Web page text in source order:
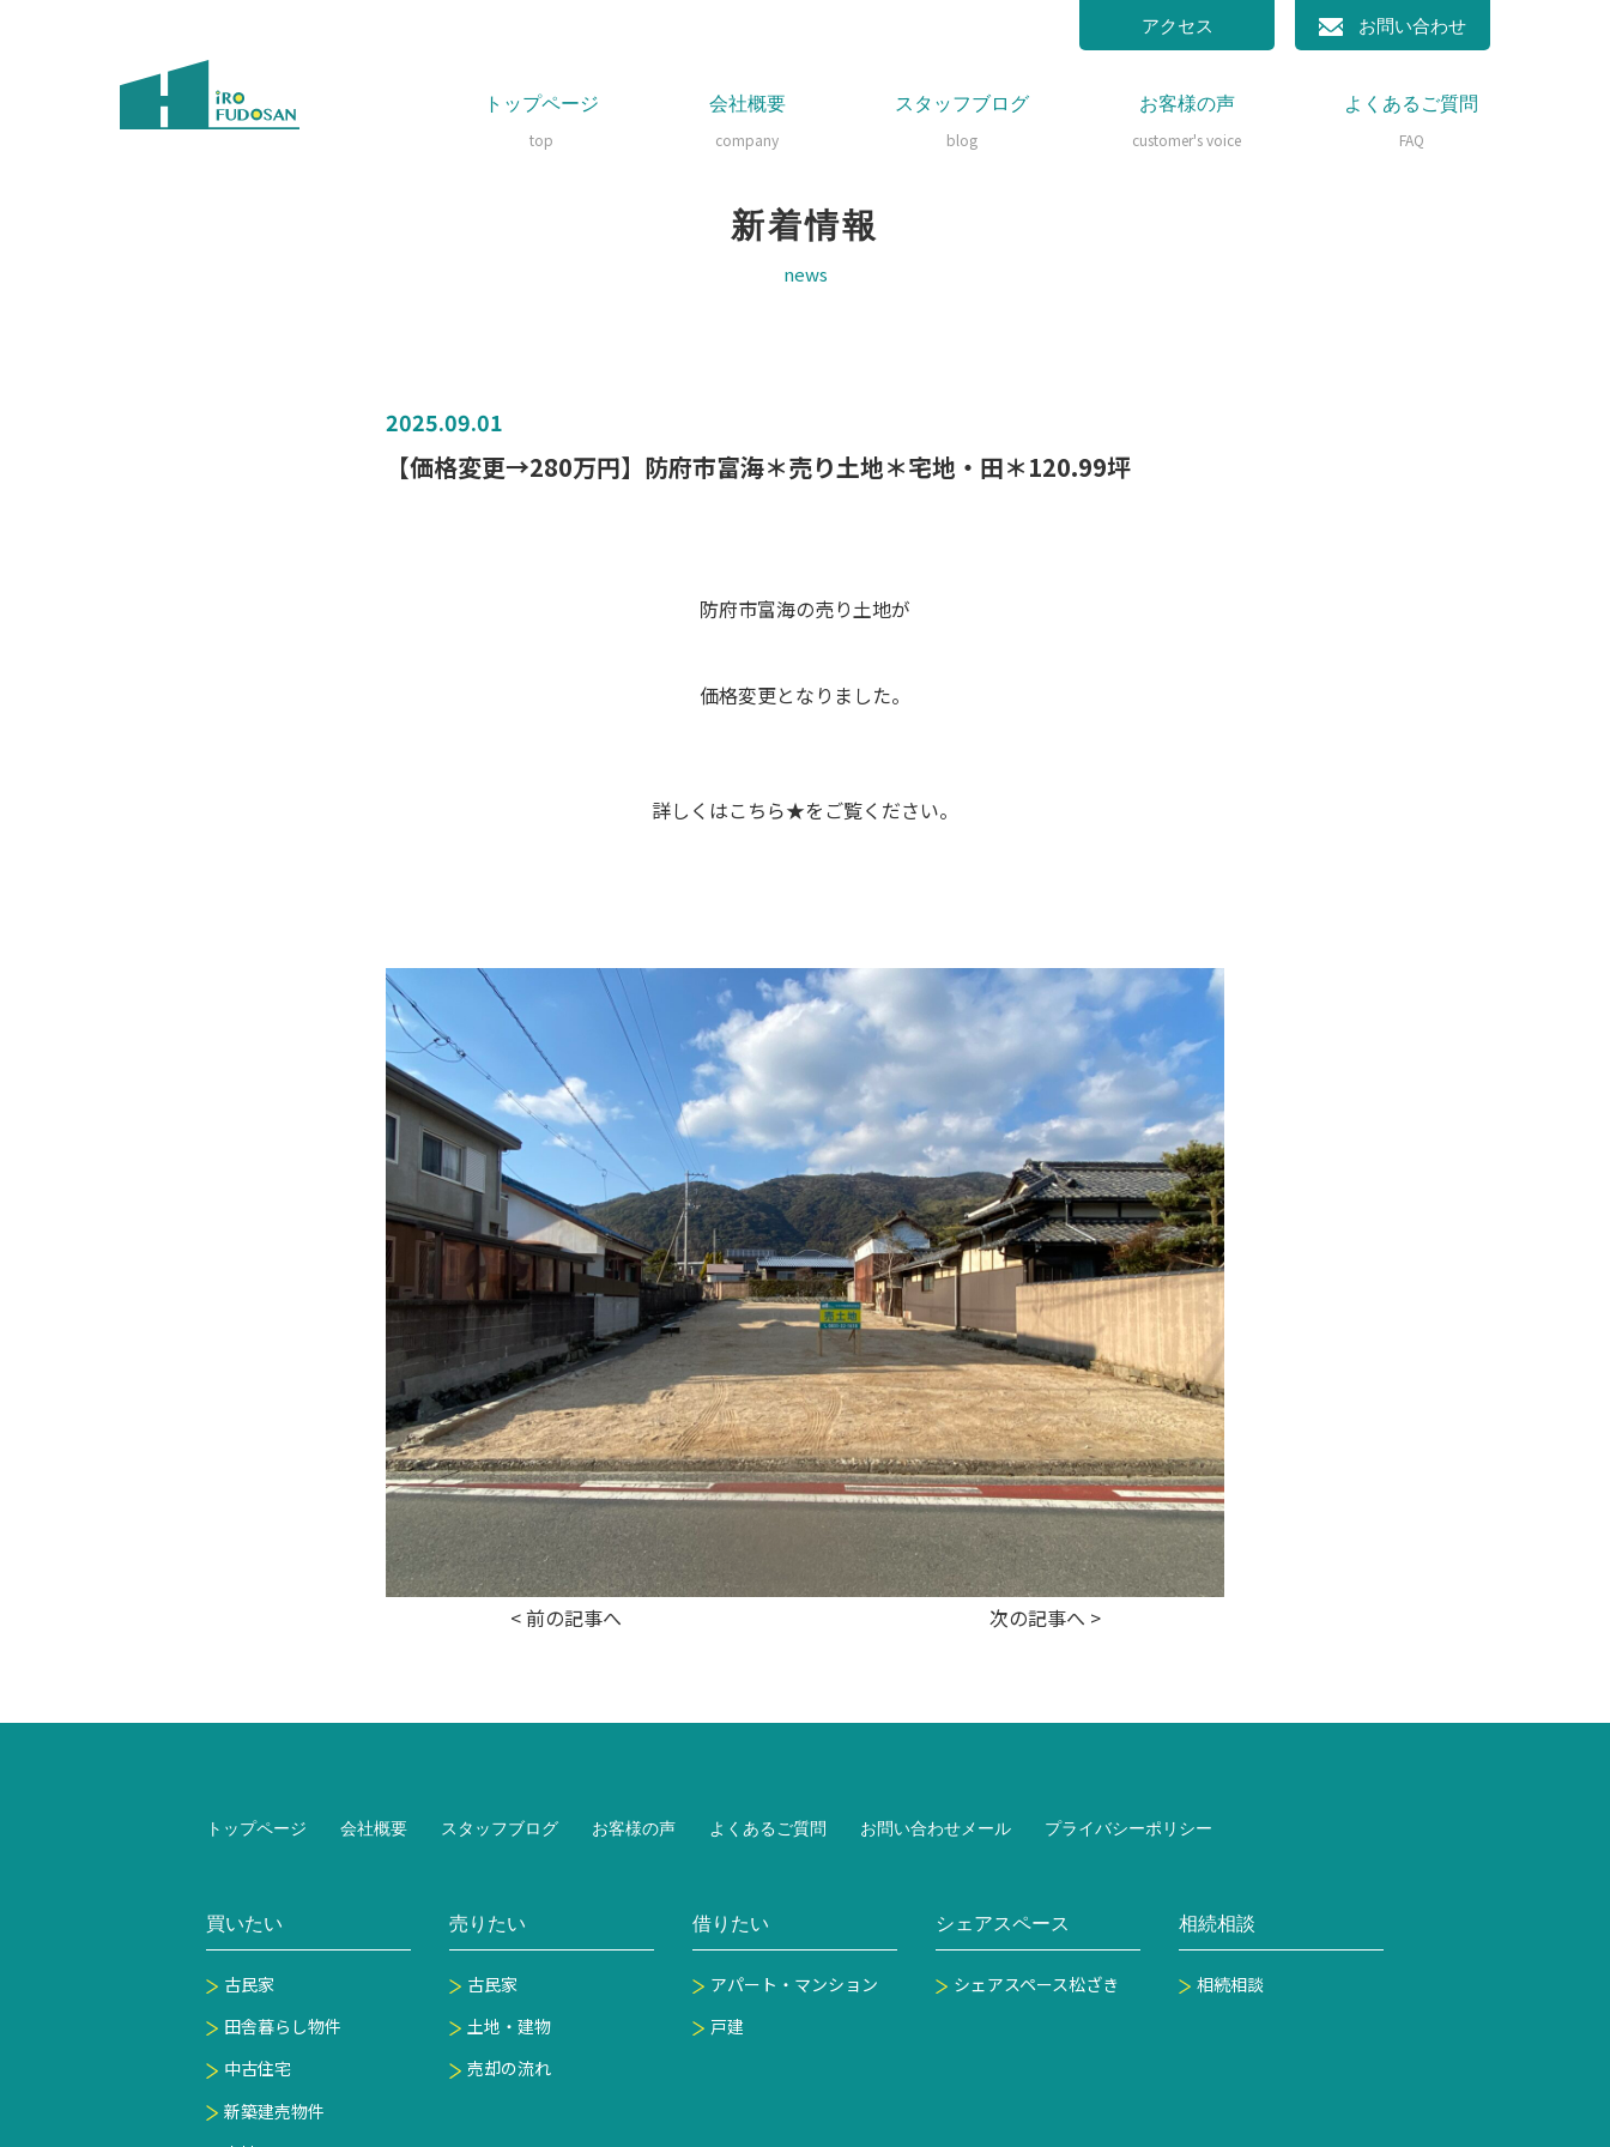
お問い合わせ
アクセス
トップページ
top
会社概要
company
スタッフブログ
blog
お客様の声
customer's voice
よくあるご質問
FAQ
新着情報
news
2025.09.01
【価格変更→280万円】防府市富海＊売り土地＊宅地・田＊120.99坪
防府市富海の売り土地が
価格変更となりました。
詳しくはこちら★をご覧ください。
<前の記事へ 次の記事へ >
トップページ 会社概要 スタッフブログ お客様の声 よくあるご質問 お問い合わせメール プライバシーポリシー
買いたい
古民家
田舎暮らし物件
中古住宅
新築建売物件
売りたい
古民家
土地・建物
売却の流れ
借りたい
アパート・マンション
戸建
シェアスペース
シェアスペース松ざき
相続相談
相続相談